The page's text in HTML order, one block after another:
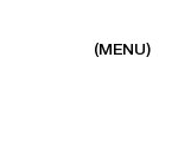
(MENU)